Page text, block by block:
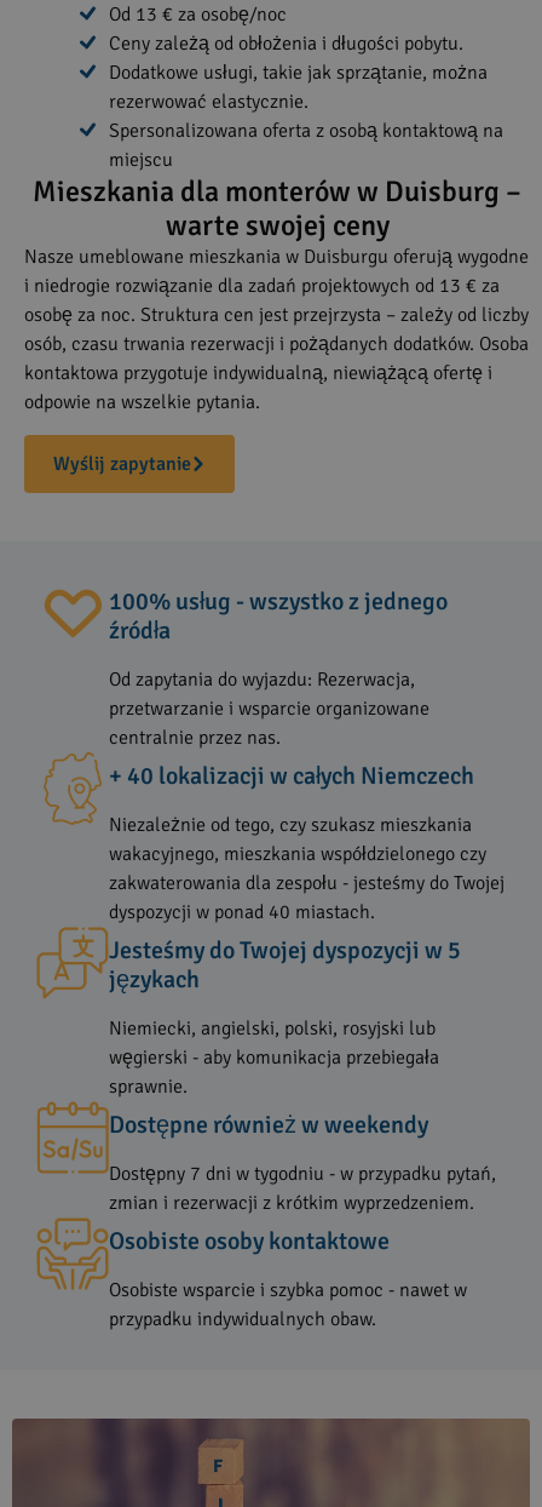
Od 13 € za osobę/noc
Ceny zależą od obłożenia i długości pobytu.
Dodatkowe usługi, takie jak sprzątanie, można
rezerwować elastycznie.
Spersonalizowana oferta z osobą kontaktową na
miejscu
Mieszkania dla monterów w Duisburg –
warte swojej ceny
Nasze umeblowane mieszkania w Duisburgu oferują wygodne
i niedrogie rozwiązanie dla zadań projektowych od 13 € za
osobę za noc. Struktura cen jest przejrzysta – zależy od liczby
osób, czasu trwania rezerwacji i pożądanych dodatków. Osoba
kontaktowa przygotuje indywidualną, niewiążącą ofertę i
odpowie na wszelkie pytania.
Wyślij zapytanie
100% usług - wszystko z jednego
źródła
Od zapytania do wyjazdu: Rezerwacja,
przetwarzanie i wsparcie organizowane
centralnie przez nas.
+ 40 lokalizacji w całych Niemczech
Niezależnie od tego, czy szukasz mieszkania
wakacyjnego, mieszkania współdzielonego czy
zakwaterowania dla zespołu - jesteśmy do Twojej
dyspozycji w ponad 40 miastach.
Jesteśmy do Twojej dyspozycji w 5
językach
Niemiecki, angielski, polski, rosyjski lub
węgierski - aby komunikacja przebiegała
sprawnie.
Dostępne również w weekendy
Dostępny 7 dni w tygodniu - w przypadku pytań,
zmian i rezerwacji z krótkim wyprzedzeniem.
Osobiste osoby kontaktowe
Osobiste wsparcie i szybka pomoc - nawet w
przypadku indywidualnych obaw.